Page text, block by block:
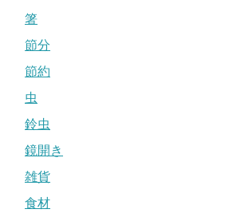
箸
節分
節約
虫
鈴虫
鏡開き
雑貨
食材